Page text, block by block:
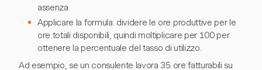
assenza.
Applicare la formula: dividere le ore produttive per le
ore totali disponibili, quindi moltiplicare per 100 per
ottenere la percentuale del tasso di utilizzo.
Ad esempio, se un consulente lavora 35 ore fatturabili su